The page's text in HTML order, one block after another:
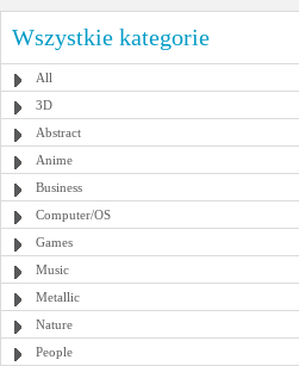
Wszystkie kategorie
All
3D
Abstract
Anime
Business
Computer/OS
Games
Music
Metallic
Nature
People